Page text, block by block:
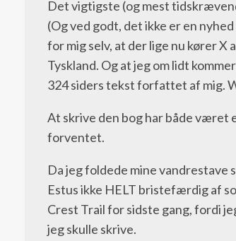
Det vigtigste (og mest
(Og ved godt, det ikke er en
for mig selv, at der lige nu kører X
Tyskland. Og at jeg om lidt
324 siders tekst forfattet af mig.
At skrive den bog har både været
forventet.
Da jeg foldede mine vandrestave
Estus ikke HELT bristefærdig af
Crest Trail for sidste gang, fordi
jeg skulle skrive.